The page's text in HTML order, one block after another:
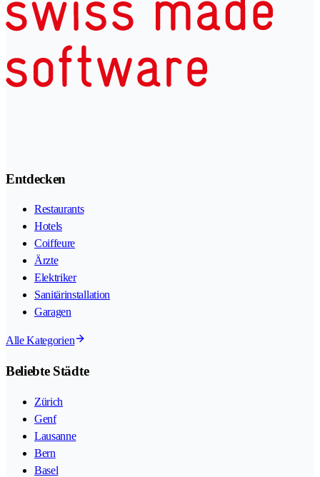
Entdecken
Restaurants
Hotels
Coiffeure
Ärzte
Elektriker
Sanitärinstallation
Garagen
Alle Kategorien
Beliebte Städte
Zürich
Genf
Lausanne
Bern
Basel